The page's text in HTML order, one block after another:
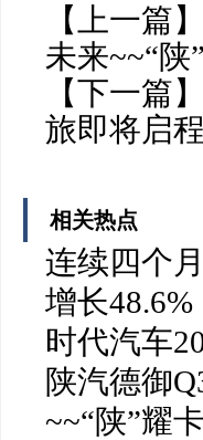
【上一篇
未来~~“陕
【下一篇
旅即将启程
相关热点
连续四个
增长
时代汽车
陕汽德御
~~“陕”耀